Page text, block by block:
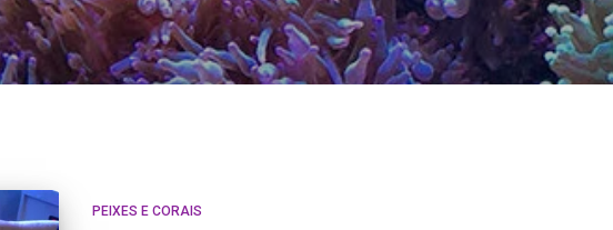
PEIXES E CORAIS